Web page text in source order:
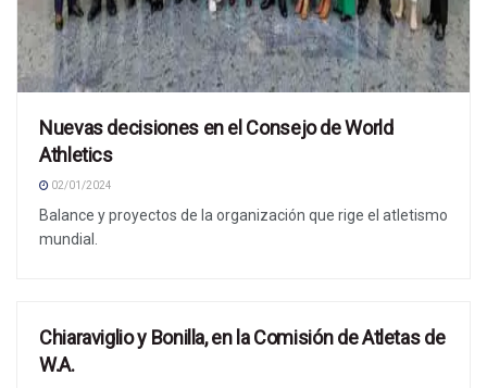
Nuevas decisiones en el Consejo de World
Athletics
02/01/2024
Balance y proyectos de la organización que rige el atletismo
mundial.
NOTICIAS
Chiaraviglio y Bonilla, en la Comisión de Atletas de
W.A.